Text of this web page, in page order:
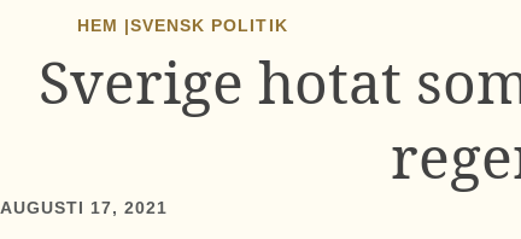
HEM |SVENSK POLITIK
Sverige hotat
AUGUSTI 17, 2021